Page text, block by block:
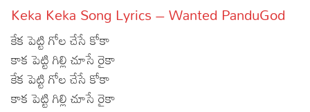
Articles
Facts
Devotional
Keka Keka Song Lyrics – Wanted PanduGod
కేక పెట్టి గోల చేసే కోకా
కాక పెట్టి గిల్లి చూసే రైకా
కేక పెట్టి గోల చేసే కోకా
కాక పెట్టి గిల్లి చూసే రైకా